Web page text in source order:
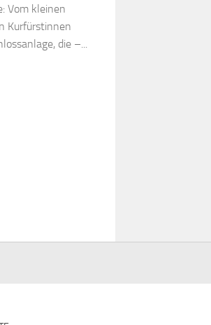
Vom kleinen
Kurfürstinnen
die –...